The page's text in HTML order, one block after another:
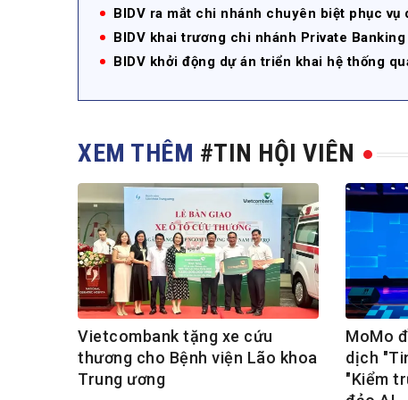
BIDV ra mắt chi nhánh chuyên biệt phục vụ
BIDV khai trương chi nhánh Private Banking
BIDV khởi động dự án triển khai hệ thống
XEM THÊM #TIN HỘI VIÊN
Vietcombank tặng xe cứu
thương cho Bệnh viện Lão khoa
Trung ương
MoMo
dịch
"Kiểm